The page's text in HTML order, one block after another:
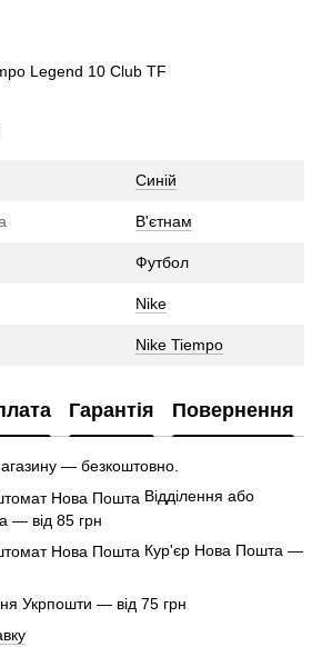
Legend 10 Club TF
Синій
В'єтнам
Футбол
Nike
Nike Tiempo
Гарантія Повернення
— безкоштовно.
Відділення або
— від 85 грн
Кур'єр Нова Пошта —
Укрпошти — від 75 грн